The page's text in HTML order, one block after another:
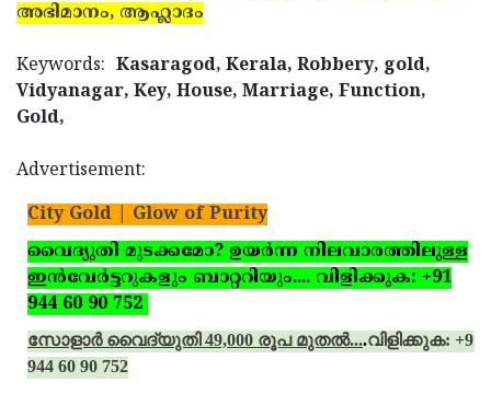
അഭിമാനം, ആഹ്ലാദം
Keywords: Kasaragod, Kerala, Robbery, gold,
Vidyanagar, Key, House, Marriage, Function,
Gold,
Advertisement:
City Gold | Glow of Purity
വൈദ്യുതി മുടക്കമോ? ഉയര്‍ന്ന നിലവാരത്തിലുള്ള
ഇന്‍വേര്‍ട്ടറുകളും ബാറ്ററിയും.... വിളിക്കുക: +91
944 60 90 752
സോളാര്‍ വൈദ്യുതി 49,000 രൂപ മുതല്‍....വിളിക്കുക: +91
944 60 90 752